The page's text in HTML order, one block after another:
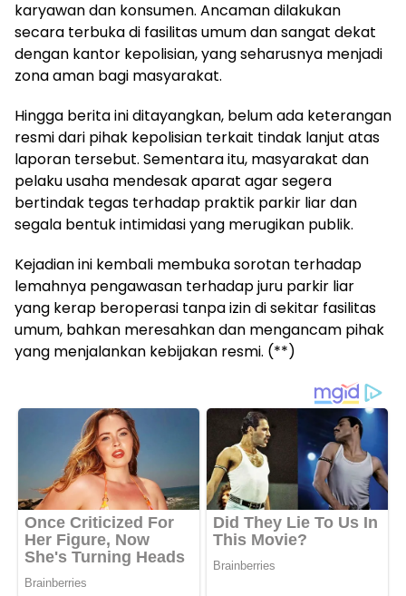
karyawan dan konsumen. Ancaman dilakukan
secara terbuka di fasilitas umum dan sangat dekat
dengan kantor kepolisian, yang seharusnya menjadi
zona aman bagi masyarakat.
Hingga berita ini ditayangkan, belum ada keterangan
resmi dari pihak kepolisian terkait tindak lanjut atas
laporan tersebut. Sementara itu, masyarakat dan
pelaku usaha mendesak aparat agar segera
bertindak tegas terhadap praktik parkir liar dan
segala bentuk intimidasi yang merugikan publik.
Kejadian ini kembali membuka sorotan terhadap
lemahnya pengawasan terhadap juru parkir liar
yang kerap beroperasi tanpa izin di sekitar fasilitas
umum, bahkan meresahkan dan mengancam pihak
yang menjalankan kebijakan resmi. (**)